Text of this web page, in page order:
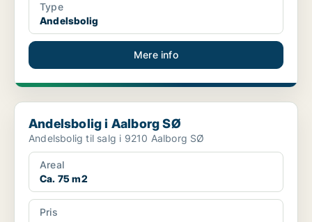
Type
Andelsbolig
Mere info
Andelsbolig i Aalborg SØ
Andelsbolig i Aalborg SØ
Andelsbolig til salg i 9210 Aalborg SØ
Areal
Ca. 75 m2
Pris